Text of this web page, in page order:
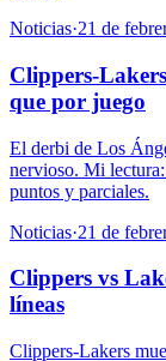
Noticias·21 de
Clippers-
que por juego
El derbi de Los
nervioso. Mi
puntos y parciales.
Noticias·21 de
Clippers vs
líneas
Clippers-Lakers